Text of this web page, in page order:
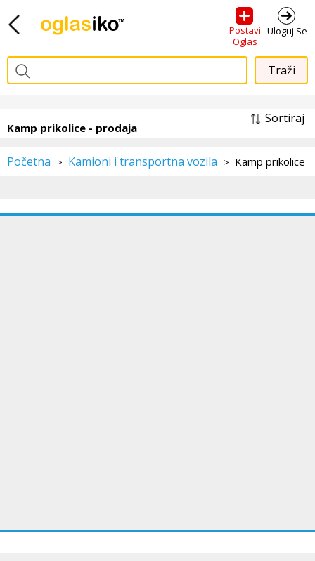
Postavi
Oglas
Uloguj Se
Sortiraj
Kamp prikolice - prodaja
Početna > Kamioni i transportna vozila > Kamp prikolice